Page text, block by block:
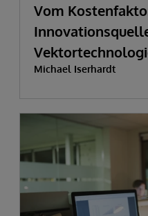
Vom
transformieren
Michael Iserhardt